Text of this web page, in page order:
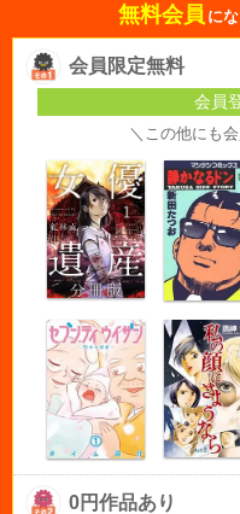
無料会員 に
会員限定無料
会員
＼この他にも
0円作品あり